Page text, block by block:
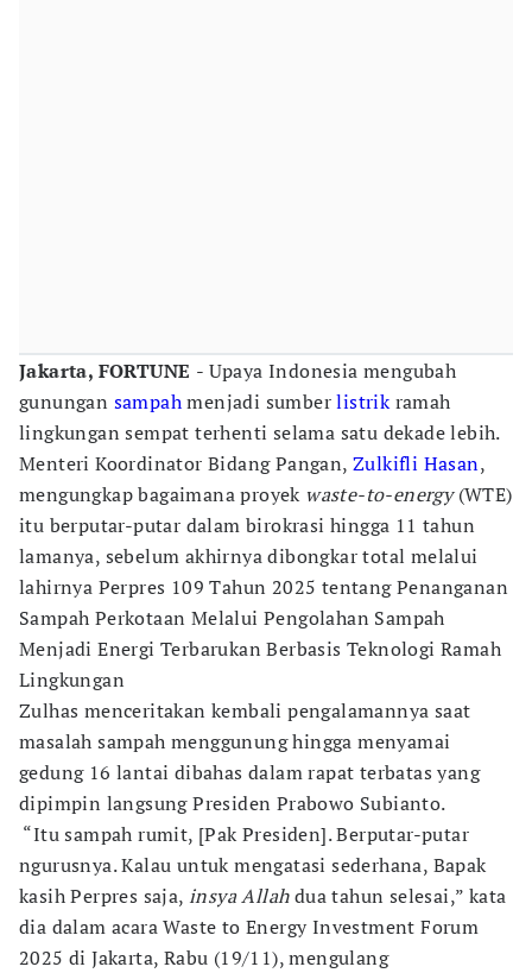
Jakarta, FORTUNE - Upaya Indonesia mengubah
gunungan sampahmenjadi sumberlistrikramah
lingkungan sempat terhenti selama satu dekade lebih.
Menteri Koordinator Bidang Pangan, Zulkifli Hasan,
mengungkap bagaimana proyek waste-to-energy(WTE)
itu berputar-putar dalam birokrasi hingga 11 tahun
lamanya, sebelum akhirnya dibongkar total melalui
lahirnya Perpres 109 Tahun 2025 tentang Penanganan
Sampah Perkotaan Melalui Pengolahan Sampah
Menjadi Energi Terbarukan Berbasis Teknologi Ramah
Lingkungan
Zulhas menceritakan kembali pengalamannya saat
masalah sampah menggunung hingga menyamai
gedung 16 lantai dibahas dalam rapat terbatas yang
dipimpin langsung Presiden Prabowo Subianto.
“Itu sampah rumit, [Pak Presiden]. Berputar-putar
ngurusnya. Kalau untuk mengatasi sederhana, Bapak
kasih Perpres saja, insya Allahdua tahun selesai,” kata
dia dalam acara Waste to Energy Investment Forum
2025 di Jakarta, Rabu (19/11), mengulang